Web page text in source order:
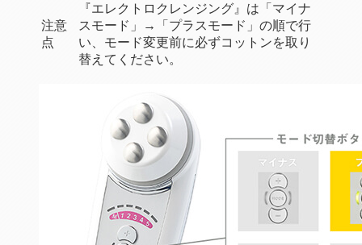
注意
点
『エレクトロクレンジング』は「マイナ
スモード」→「プラスモード」の順で行
い、モード変更前に必ずコットンを取り
替えてください。